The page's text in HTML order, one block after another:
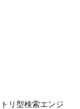
リ型検索エンジ